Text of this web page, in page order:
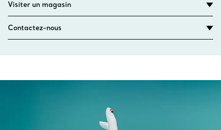
Visiter un magasin
Contactez-nous